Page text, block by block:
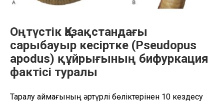
Оңтүстік Қазақстандағы
сарыбауыр кесіртке (Pseudopus
apodus) құйрығының бифуркация
фактісі туралы
Таралу аймағының әртүрлі бөліктерінен 10 кездесу